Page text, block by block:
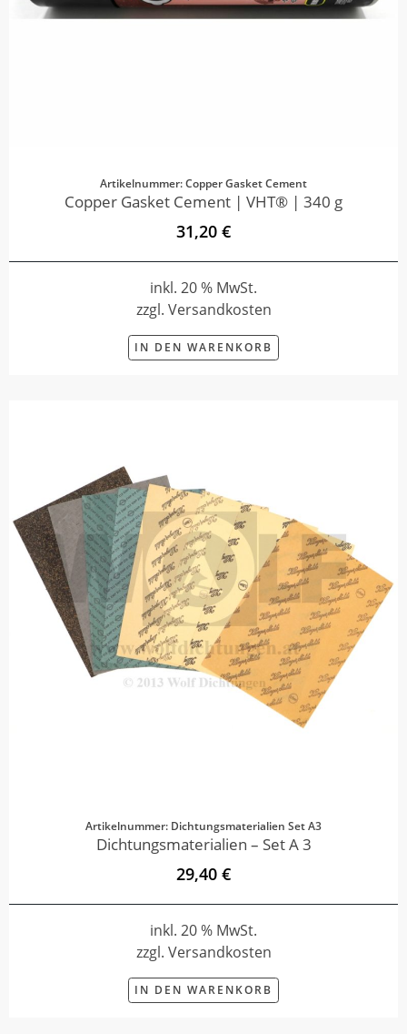
Artikelnummer: Copper Gasket Cement
Copper Gasket Cement | VHT® | 340 g
31,20 €
inkl. 20 % MwSt.
zzgl. Versandkosten
IN DEN WARENKORB
Artikelnummer: Dichtungsmaterialien Set A3
Dichtungsmaterialien – Set A 3
29,40 €
inkl. 20 % MwSt.
zzgl. Versandkosten
IN DEN WARENKORB